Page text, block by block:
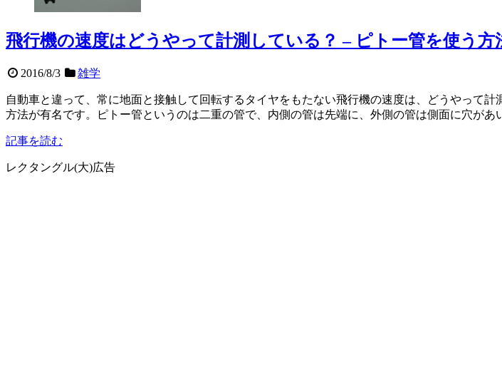
飛行機の速度はどうやって計測している？ – ピトー管を使う方
2016/8/3 雑学
自動車と違って、常に地面と接触して回転するタイヤをもたない飛行機の速度は、どうやって
方法が有名です。ピトー管というのは二重の管で、内側の管は先端に、外側の管は側面に穴があ
記事を読む
レクタングル(大)広告